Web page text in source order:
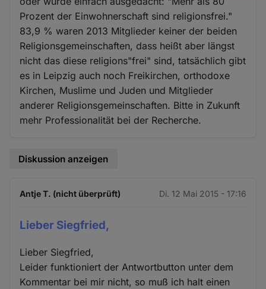
Prozent der Einwohnerschaft sind religionsfrei."
83,9 % waren 2013 Mitglieder keiner der beiden
Religionsgemeinschaften, dass heißt aber längst
nicht das diese religions"frei" sind, tatsächlich gibt
es in Leipzig auch noch Freikirchen, orthodoxe
Kirchen, Muslime und Juden und Mitglieder
anderer Religionsgemeinschaften. Bitte in Zukunft
mehr Professionalität bei der Recherche.
Diskussion anzeigen
Antje T. (nicht überprüft) Di. 12 Mai 2015 - 17:16
Lieber Siegfried,
Lieber Siegfried,
Leider funktioniert der Antwortbutton unter dem
Kommentar bei mir nicht, so muß ich halt einen
und
Cookies